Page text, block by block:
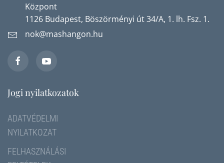
Központ
1126 Budapest, Böszörményi út 34/A, 1. lh. Fsz. 1.
nok@mashangon.hu
Jogi nyilatkozatok
ADATVÉDELMI
NYILATKOZAT
FELHASZNÁLÁSI